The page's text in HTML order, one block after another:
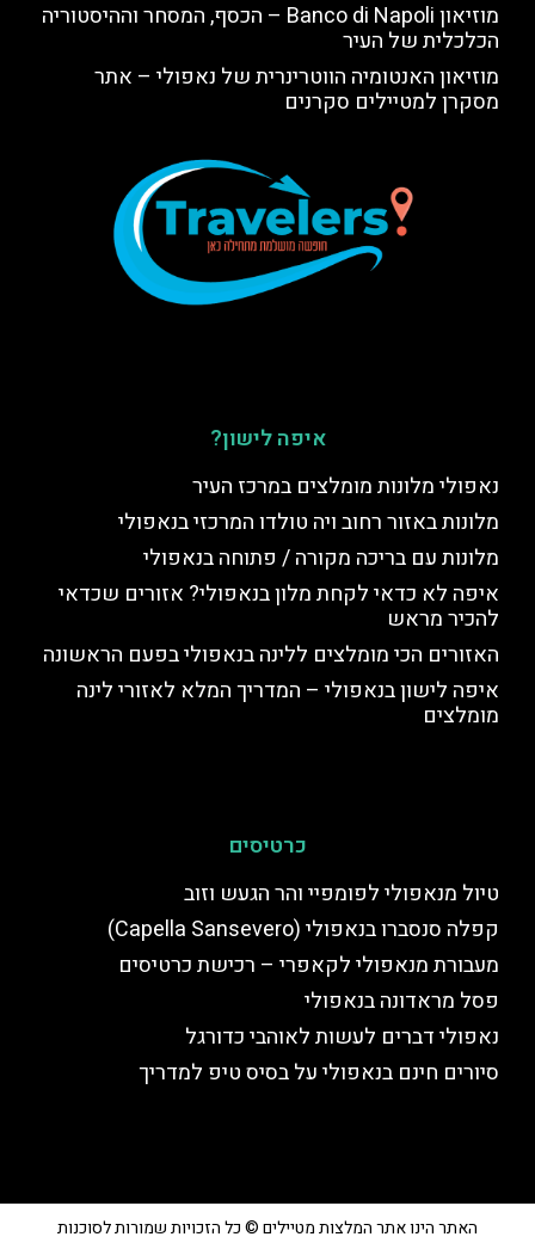
מוזיאון Banco di Napoli – הכסף, המסחר וההיסטוריה
הכלכלית של העיר
מוזיאון האנטומיה הווטרינרית של נאפולי – אתר
מסקרן למטיילים סקרנים
איפה לישון?
נאפולי מלונות מומלצים במרכז העיר
מלונות באזור רחוב ויה טולדו המרכזי בנאפולי
מלונות עם בריכה מקורה / פתוחה בנאפולי
איפה לא כדאי לקחת מלון בנאפולי? אזורים שכדאי
להכיר מראש
האזורים הכי מומלצים ללינה בנאפולי בפעם הראשונה
איפה לישון בנאפולי – המדריך המלא לאזורי לינה
מומלצים
כרטיסים
טיול מנאפולי לפומפיי והר הגעש וזוב
קפלה סנסברו בנאפולי (Capella Sansevero)
מעבורת מנאפולי לקאפרי – רכישת כרטיסים
פסל מראדונה בנאפולי
נאפולי דברים לעשות לאוהבי כדורגל
סיורים חינם בנאפולי על בסיס טיפ למדריך
האתר הינו אתר המלצות מטיילים © כל הזכויות שמורות לסוכנות